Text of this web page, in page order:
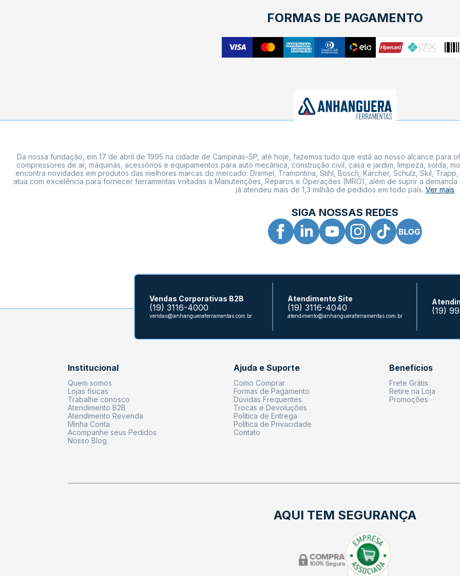
FORMAS DE PAGAMENTO
Da nossa fundação, em 17 de abril de 1995 na cidade de Campinas-SP, até hoje, fazemos tudo que está ao nosso alcance para
compressores de ar, máquinas, acessórios e equipamentos para auto mecânica, construção civil, casa e jardim, limpeza, solda,
encontra novidades em produtos das melhores marcas do mercado: Dremel, Tramontina, Stihl, Bosch, Kärcher, Schulz, Skil,
atua com excelência para fornecer ferramentas voltadas a Manutenções, Reparos e Operações (MRO), além de suprir a
já atendeu mais de 1,3 milhão de pedidos em todo país. Ver mais
SIGA NOSSAS REDES
Vendas Corporativas B2B
(19) 3116-4000
vendas@anhangueraferramentas.com.br
Atendimento Site
(19) 3116-4040
atendimento@anhangueraferramentas.com.br (19)
Institucional
Quem somos
Lojas físicas
Trabalhe conosco
Atendimento B2B
Atendimento Revenda
Minha Conta
Acompanhe seus Pedidos
Nosso Blog
Ajuda e Suporte
Como Comprar
Formas de Pagamento
Dúvidas Frequentes
Trocas e Devoluções
Política de Entrega
Política de Privacidade
Contato
Benefícios
Frete Grátis
Retire na Loja
Promoções
AQUI TEM SEGURANÇA